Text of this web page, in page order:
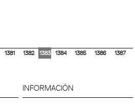
1381 1382 1383 1384 1385 1386
1387
INFORMACIÓN